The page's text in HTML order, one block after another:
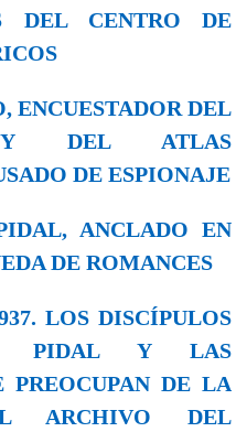
DEL CENTRO DE
ENCUESTADOR DEL
Y DEL ATLAS
DE ESPIONAJE
ANCLADO EN
DE ROMANCES
LOS DISCÍPULOS
PIDAL Y LAS
PREOCUPAN DE LA
ARCHIVO DEL